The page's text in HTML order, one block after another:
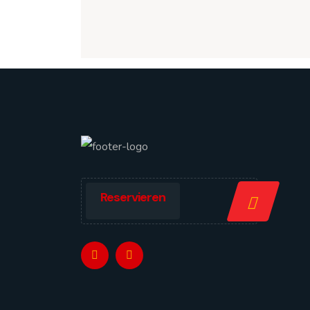
Reservieren